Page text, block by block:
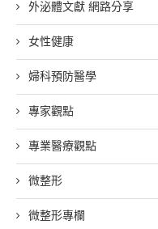
外泌體文獻 網路分享
女性健康
婦科預防醫學
專家觀點
專業醫療觀點
微整形
微整形專欄